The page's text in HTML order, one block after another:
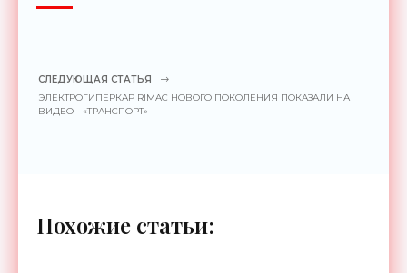
СЛЕДУЮЩАЯ СТАТЬЯ
ЭЛЕКТРОГИПЕРКАР RIMAC НОВОГО ПОКОЛЕНИЯ ПОКАЗАЛИ НА
ВИДЕО - «ТРАНСПОРТ»
Похожие статьи: